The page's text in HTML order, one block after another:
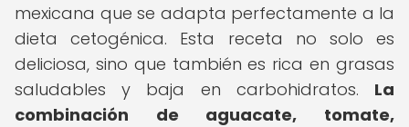
mexicana que se adapta perfectamente a la
dieta cetogénica. Esta receta no solo es
deliciosa, sino que también es rica en grasas
saludables y baja en carbohidratos. La
combinación de aguacate, tomate,